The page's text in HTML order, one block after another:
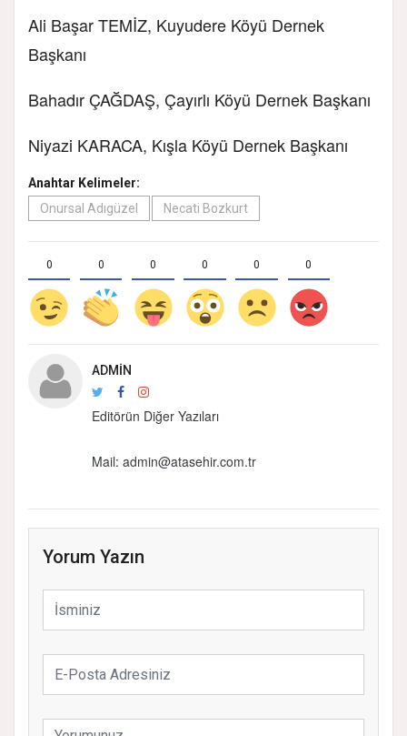
Ali Başar TEMİZ, Kuyudere Köyü Dernek
Başkanı
Bahadır ÇAĞDAŞ, Çayırlı Köyü Dernek Başkanı
Niyazi KARACA, Kışla Köyü Dernek Başkanı
Anahtar Kelimeler:
Onursal Adıgüzel
Necati Bozkurt
0 0 0 0 0 0
ADMIN
Editörün Diğer Yazıları
Mail: admin@atasehir.com.tr
Yorum Yazın